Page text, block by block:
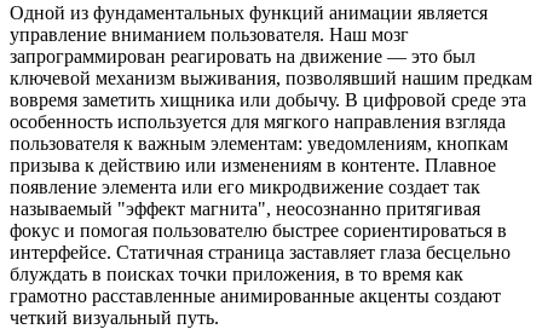
Одной из фундаментальных функций анимации является
управление вниманием пользователя. Наш мозг
запрограммирован реагировать на движение — это был
ключевой механизм выживания, позволявший нашим предкам
вовремя заметить хищника или добычу. В цифровой среде эта
особенность используется для мягкого направления взгляда
пользователя к важным элементам: уведомлениям, кнопкам
призыва к действию или изменениям в контенте. Плавное
появление элемента или его микродвижение создает так
называемый "эффект магнита", неосознанно притягивая
фокус и помогая пользователю быстрее сориентироваться в
интерфейсе. Статичная страница заставляет глаза бесцельно
блуждать в поисках точки приложения, в то время как
грамотно расставленные анимированные акценты создают
четкий визуальный путь.